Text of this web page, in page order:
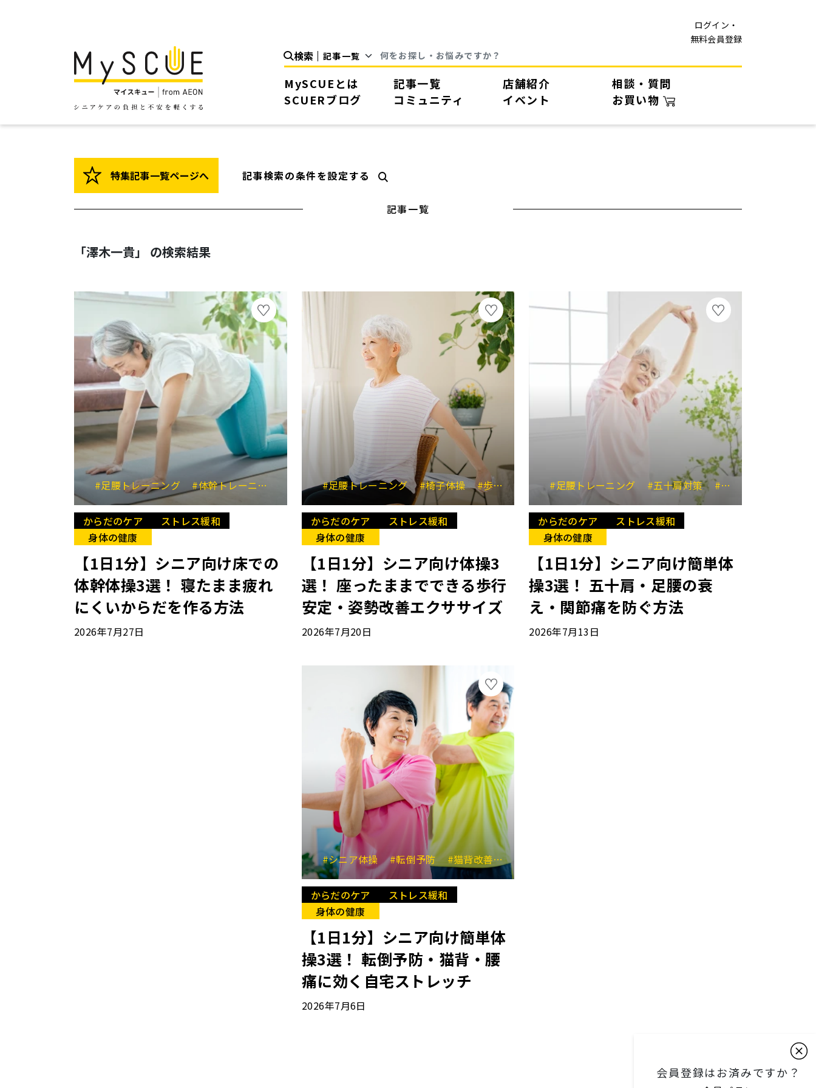
ログイン・
無料会員登録
検索
MySCUEとは 記事一覧 店舗紹介
相談・質問
SCUERブログ
コミュニティ イベント お買い物
特集記事一覧ページへ 記事検索の条件を設定する
記事一覧
「澤木一貴」 の検索結果
#足腰トレーニング #体幹トレーニング #寝たままストレッチ #疲労回復 #疲労予防 #澤木一貴
からだのケア
ストレス緩和
身体の健康
【1日1分】シニア向け床での
体幹体操3選！ 寝たまま疲れ
にくいからだを作る方法
2026年7月27日
#足腰トレーニング #椅子体操 #歩行安定 #姿勢改善 #澤木一貴
からだのケア
ストレス緩和
身体の健康
【1日1分】シニア向け体操3
選！ 座ったままでできる歩行
安定・姿勢改善エクササイズ
2026年7月20日
#足腰トレーニング #五十肩対策 #足腰を鍛える
からだのケア
ストレス緩和
身体の健康
【1日1分】シニア向け簡単体
操3選！ 五十肩・足腰の衰
え・関節痛を防ぐ方法
2026年7月13日
#シニア体操 #転倒予防 #猫背改善 #腰痛改善
からだのケア
ストレス緩和
身体の健康
【1日1分】シニア向け簡単体
操3選！ 転倒予防・猫背・腰
痛に効く自宅ストレッチ
2026年7月6日
会員登録はお済みですか？